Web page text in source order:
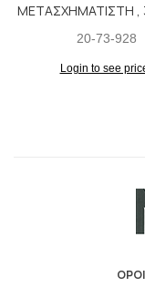
ΜΕΤΑΣΧΗΜΑΤΙΣΤΗ ,
20-73-928
Login to see